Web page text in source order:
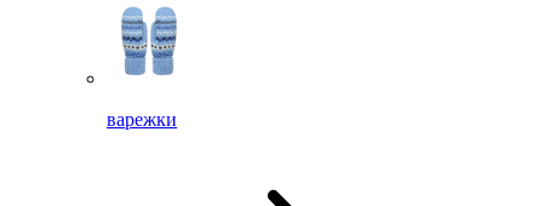
варежки